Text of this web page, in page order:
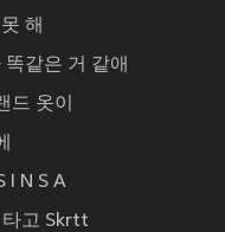
해
같은 거 같애
드 옷이
I N S A
타고 Skrtt